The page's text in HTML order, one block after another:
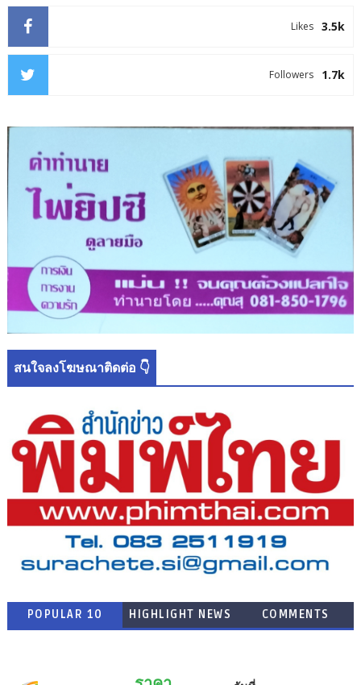
3.5k
Likes
1.7k
Followers
สนใจลงโฆษณาติดต่อ 👇
POPULAR 10 HIGHLIGHT NEWS COMMENTS